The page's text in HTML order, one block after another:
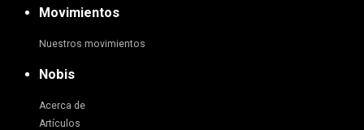
Movimientos
Nuestros movimientos
Nobis
Acerca de
Artículos